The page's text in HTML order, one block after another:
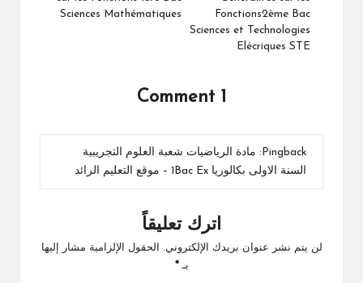
Fonctions2ème Bac
Sciences et Technologies
Elécriques STE
Sciences Mathématiques
1 Comment
Pingback:
مادة الرياضيات شعبة العلوم التجريبية
السنة الاولى بكالوريا 1Bac Ex – موقع التعليم الرائد
اترك تعليقاً
لن يتم نشر عنوان بريدك الإلكتروني.
الحقول الإلزامية مشار إليها
بـ*